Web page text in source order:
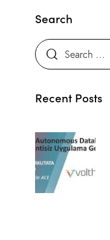
Search
Recent Posts